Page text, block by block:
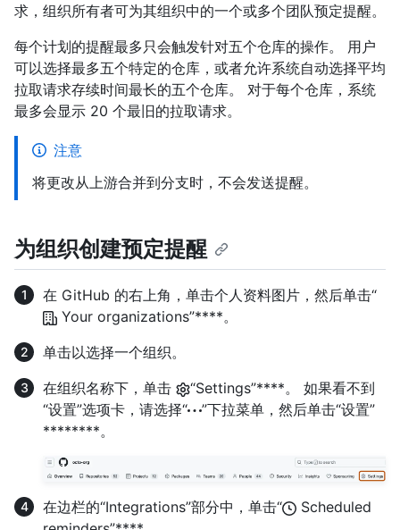
求，组织所有者可为其组织中的一个或多个团队预定提醒。
每个计划的提醒最多只会触发针对五个仓库的操作。 用户
可以选择最多五个特定的仓库，或者允许系统自动选择平均
拉取请求存续时间最长的五个仓库。 对于每个仓库，系统
最多会显示 20 个最旧的拉取请求。
注意
将更改从上游合并到分支时，不会发送提醒。
为组织创建预定提醒
在 GitHub 的右上角，单击个人资料图片，然后单击“
Your organizations”****。
单击以选择一个组织。
在组织名称下，单击
“Settings”****。 如果看不到
“设置”选项卡，请选择“
”下拉菜单，然后单击“设置”
********。
在边栏的“Integrations”部分中，单击“
Scheduled